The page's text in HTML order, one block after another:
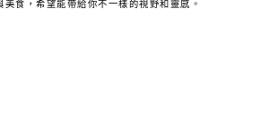
美食，希望能帶給你不一樣的視野和靈感。